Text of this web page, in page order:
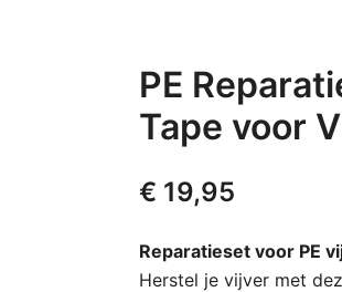
PE
Tape voor
€ 19,95
Reparatieset voor PE
Herstel je vijver met